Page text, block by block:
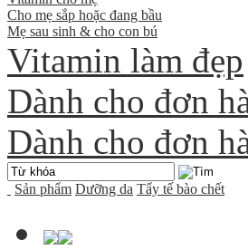
Cho mẹ sắp hoặc đang bầu
Mẹ sau sinh & cho con bú
Vitamin làm đẹp
Dành cho đơn
Dành cho đơn
Sản phẩm Dưỡng da Tẩy tế bào chết